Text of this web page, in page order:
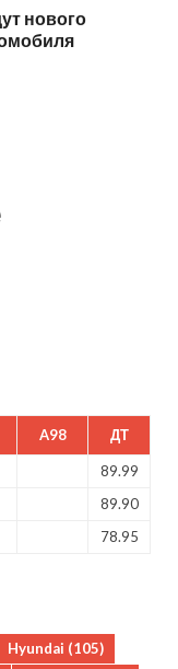
нового
A98 ДТ
89.99
89.90
78.95
Hyundai (105)